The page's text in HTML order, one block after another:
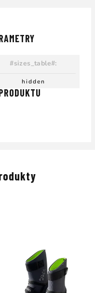
#sizes_table#:
hidden